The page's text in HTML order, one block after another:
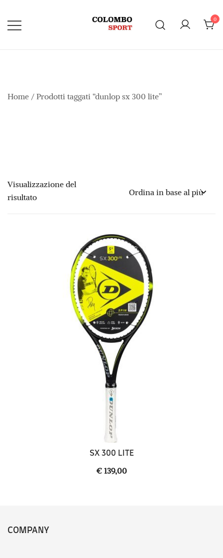
contenuto
0
Home / Prodotti taggati “dunlop sx 300 lite”
Visualizzazione del
risultato
SX 300 LITE
€ 139,00
COMPANY